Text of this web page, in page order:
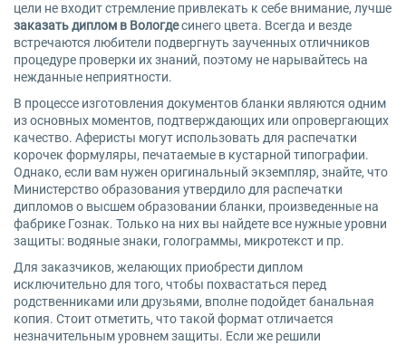
цели не входит стремление привлекать к себе внимание, лучше
заказать диплом в Вологдесинего цвета. Всегда и везде
встречаются любители подвергнуть заученных отличников
процедуре проверки их знаний, поэтому не нарывайтесь на
нежданные неприятности.
В процессе изготовления документов бланки являются одним
из основных моментов, подтверждающих или опровергающих
качество. Аферисты могут использовать для распечатки
корочек формуляры, печатаемые в кустарной типографии.
Однако, если вам нужен оригинальный экземпляр, знайте, что
Министерство образования утвердило для распечатки
дипломов о высшем образовании бланки, произведенные на
фабрике Гознак. Только на них вы найдете все нужные уровни
защиты: водяные знаки, голограммы, микротекст и пр.
Для заказчиков, желающих приобрести диплом
исключительно для того, чтобы похвастаться перед
родственниками или друзьями, вполне подойдет банальная
копия. Стоит отметить, что такой формат отличается
незначительным уровнем защиты. Если же решили